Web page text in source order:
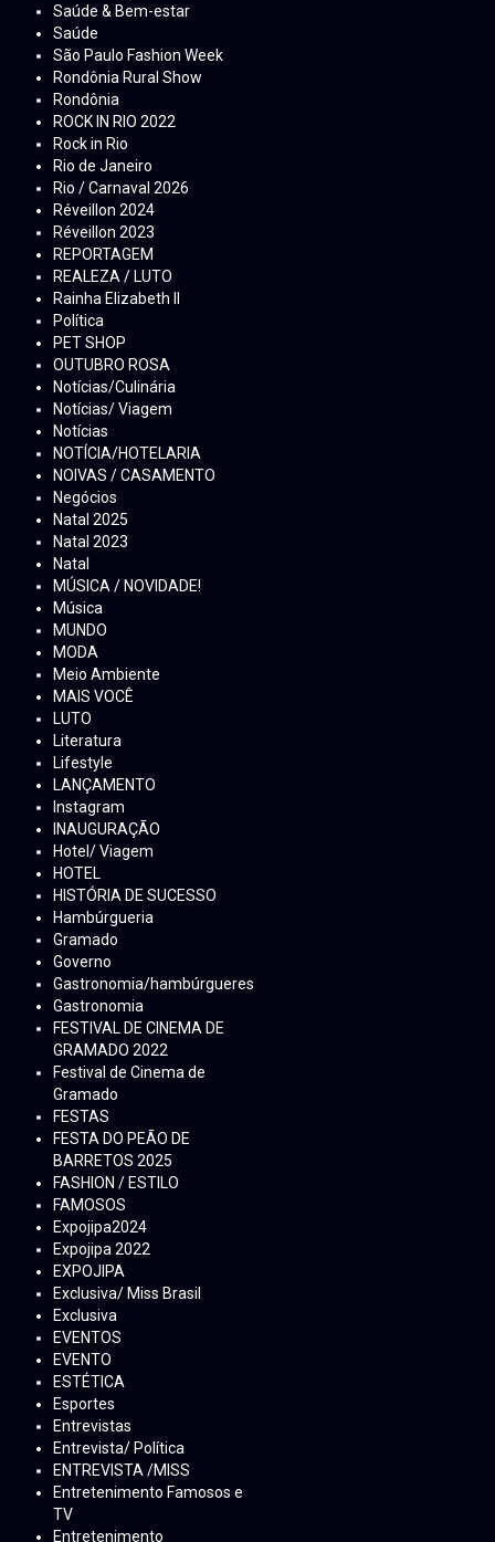
Saúde & Bem-estar
Saúde
São Paulo Fashion Week
Rondônia Rural Show
Rondônia
ROCK IN RIO 2022
Rock in Rio
Rio de Janeiro
Rio / Carnaval 2026
Réveillon 2024
Réveillon 2023
REPORTAGEM
REALEZA / LUTO
Rainha Elizabeth ll
Política
PET SHOP
OUTUBRO ROSA
Notícias/Culinária
Notícias/ Viagem
Notícias
NOTÍCIA/HOTELARIA
NOIVAS / CASAMENTO
Negócios
Natal 2025
Natal 2023
Natal
MÚSICA / NOVIDADE!
Música
MUNDO
MODA
Meio Ambiente
MAIS VOCÊ
LUTO
Literatura
Lifestyle
LANÇAMENTO
Instagram
INAUGURAÇÃO
Hotel/ Viagem
HOTEL
HISTÓRIA DE SUCESSO
Hambúrgueria
Gramado
Governo
Gastronomia/hambúrgueres
Gastronomia
FESTIVAL DE CINEMA DE
GRAMADO 2022
Festival de Cinema de
Gramado
FESTAS
FESTA DO PEÃO DE
BARRETOS 2025
FASHION / ESTILO
FAMOSOS
Expojipa2024
Expojipa 2022
EXPOJIPA
Exclusiva/ Miss Brasil
Exclusiva
EVENTOS
EVENTO
ESTÉTICA
Esportes
Entrevistas
Entrevista/ Política
ENTREVISTA /MISS
Entretenimento Famosos e
TV
Entretenimento